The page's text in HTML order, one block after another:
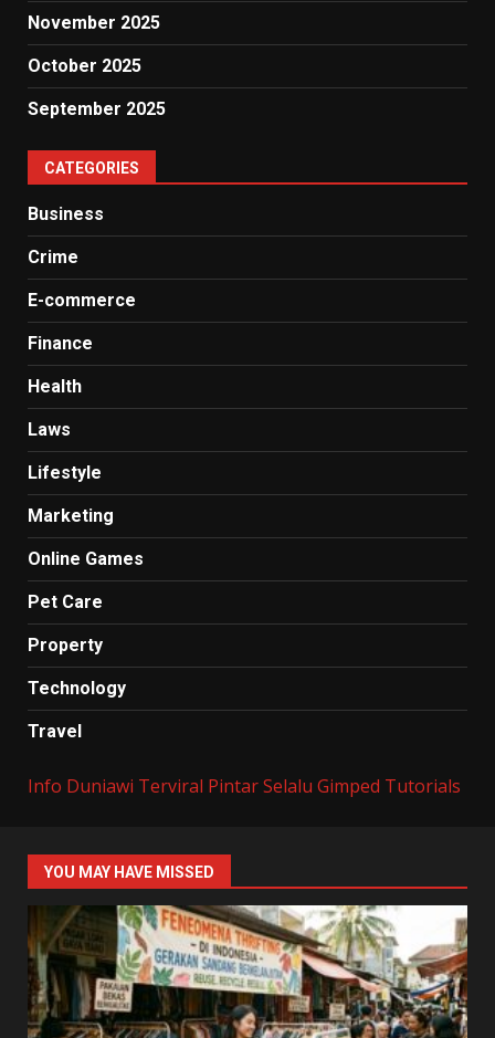
November 2025
October 2025
September 2025
CATEGORIES
Business
Crime
E-commerce
Finance
Health
Laws
Lifestyle
Marketing
Online Games
Pet Care
Property
Technology
Travel
Info Duniawi Terviral Pintar Selalu Gimped Tutorials
YOU MAY HAVE MISSED